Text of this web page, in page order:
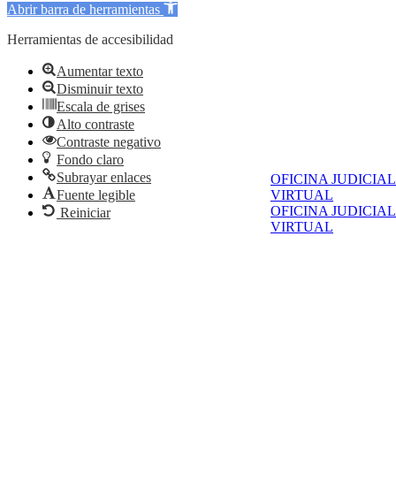
OFICINA JUDICIAL
VIRTUAL
OFICINA JUDICIAL
VIRTUAL
Abrir barra de herramientas
Herramientas de accesibilidad
Aumentar texto
Disminuir texto
Escala de grises
Alto contraste
Contraste negativo
Fondo claro
Subrayar enlaces
Fuente legible
Reiniciar